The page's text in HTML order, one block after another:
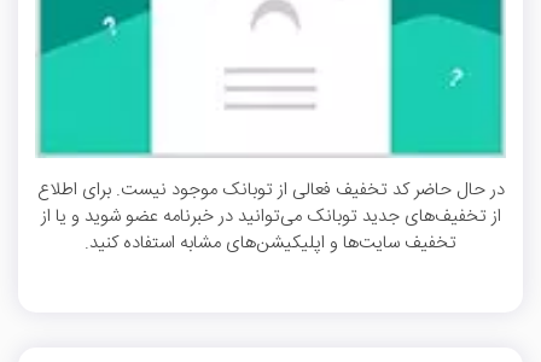
در حال حاضر کد تخفیف فعالی از توبانک موجود نیست. برای اطلاع
از تخفیف‌های جدید توبانک می‌توانید در خبرنامه عضو شوید و یا از
تخفیف سایت‌ها و اپلیکیشن‌های مشابه استفاده کنید.